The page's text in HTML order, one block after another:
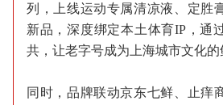
列，上线运动专属清凉液、定胜
新品，深度绑定本土体育IP，通
共，让老字号成为上海城市文化的
同时，品牌联动京东七鲜、止痒